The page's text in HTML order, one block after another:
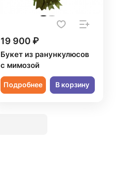
19 900 ₽
Букет из ранункулюсов
с мимозой
Подробнее В корзину